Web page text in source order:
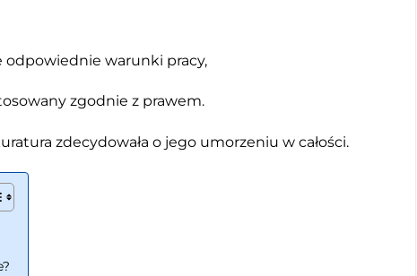
warunki pracy,
zgodnie z prawem.
zdecydowała o jego umorzeniu w całości.